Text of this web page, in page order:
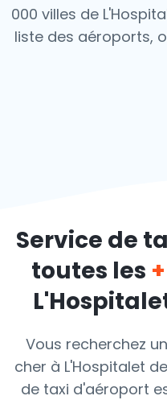
000 villes de
liste des aéroports,
Service de
toutes les
Vous recherchez
cher à L'Hospitalet
de taxi d'aéroport